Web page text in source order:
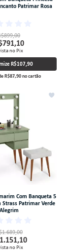
Patrimar Rosa
no Pix
R$107,90
R$87,90no cartão
Com Banqueta 5
Strass Patrimar Verde
Alegrim
no Pix